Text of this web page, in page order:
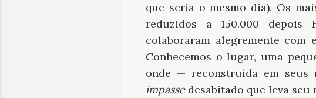
que seria o mesmo dia). Os
reduzidos a 150.000 depois
colaboraram alegremente com
Conhecemos o lugar, uma
onde — reconstruída em seus
impassedesabitado que leva seu